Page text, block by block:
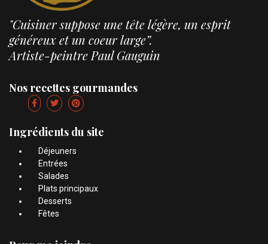
"Cuisiner suppose une tête légère, un esprit
généreux et un coeur large”.
Artiste-peintre Paul Gauguin
Nos recettes gourmandes
Ingrédients du site
Déjeuners
Entrées
Salades
Plats principaux
Desserts
Fêtes